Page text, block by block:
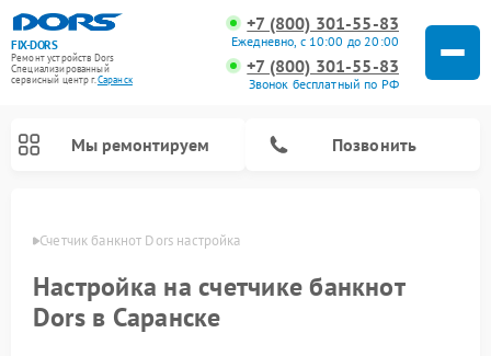
FIX-DORS
Ремонт устройств Dors
Специализированный
cервисный центр г.Саранск
+7 (800) 301-55-83
Ежедневно, с 10:00 до 20:00
+7 (800) 301-55-83
Звонок бесплатный по РФ
Мы ремонтируем Позвонить
Счетчик банкнот Dors настройка
Настройка на счетчике банкнот
Dors в Саранске